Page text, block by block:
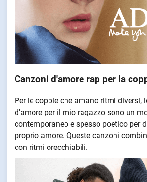
Canzoni d'amore rap per la
Per le coppie che amano ritmi diversi,
d'amore per il mio ragazzo sono un
contemporaneo e spesso poetico per
proprio amore. Queste canzoni
con ritmi orecchiabili.